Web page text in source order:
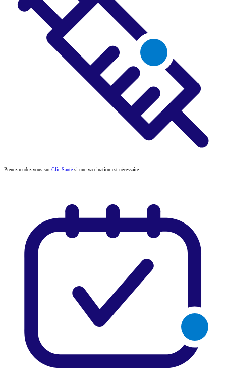
Prenez rendez-vous surClic Santé si une vaccination est nécessaire.